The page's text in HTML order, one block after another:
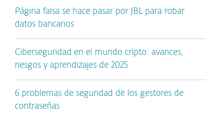
Página falsa se hace pasar por JBL para robar
datos bancarios
Ciberseguridad en el mundo cripto: avances,
riesgos y aprendizajes de 2025
6 problemas de seguridad de los gestores de
contraseñas